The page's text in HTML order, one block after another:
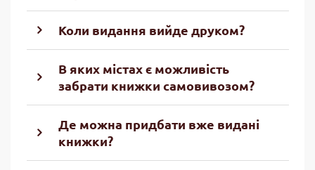
Коли видання вийде друком?
В яких містах є можливість
забрати книжки самовивозом?
Де можна придбати вже видані
книжки?